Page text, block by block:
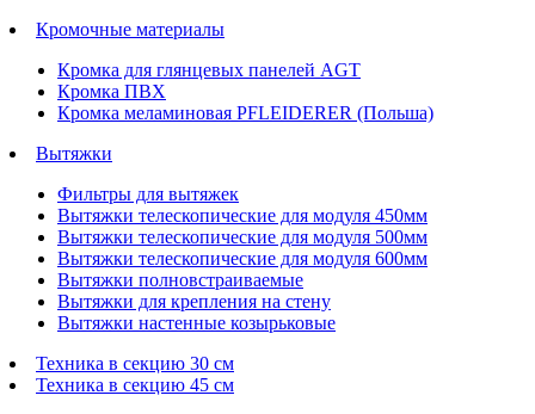
Кромочные материалы
Кромка для глянцевых панелей AGT
Кромка ПВХ
Кромка меламиновая PFLEIDERER (Польша)
Вытяжки
Фильтры для вытяжек
Вытяжки телескопические для модуля 450мм
Вытяжки телескопические для модуля 500мм
Вытяжки телескопические для модуля 600мм
Вытяжки полновстраиваемые
Вытяжки для крепления на стену
Вытяжки настенные козырьковые
Техника в секцию 30 см
Техника в секцию 45 см